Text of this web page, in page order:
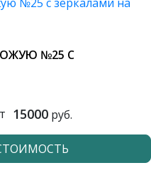
№25 С
15000руб.